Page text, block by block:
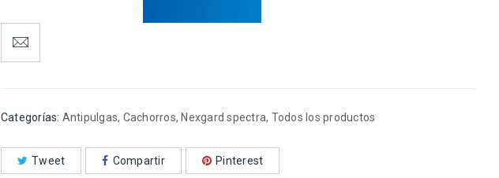
Categorías: Antipulgas, Cachorros, Nexgard spectra, Todos los productos
Tweet Compartir Pinterest